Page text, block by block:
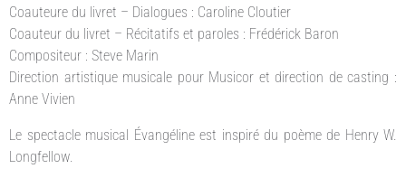
Coauteure du livret – Dialogues : Caroline Cloutier
Coauteur du livret – Récitatifs et paroles : Frédérick Baron
Compositeur : Steve Marin
Direction artistique musicale pour Musicor et direction de casting :
Anne Vivien
Le spectacle musical Évangéline est inspiré du poème de Henry W.
Longfellow.